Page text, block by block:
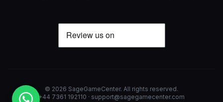
© 2026 SageGameCenter. All rights reserved.
+44 7361 192110 · support@sagegamecenter.com